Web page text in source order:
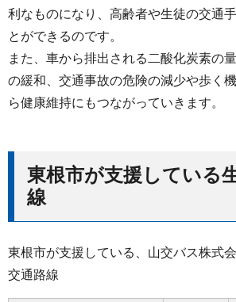
利なものになり、高齢者や生徒の交通
とができるのです。
また、車から排出される二酸化炭素の
の緩和、交通事故の危険の減少や歩く
ら健康維持にもつながっていきます。
東根市が支援している
線
東根市が支援している、山交バス株式
交通路線